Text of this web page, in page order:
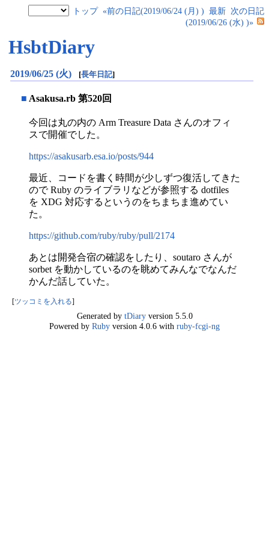
トップ «前の日記(2019/06/24 (月) ) 最新 次の日記
(2019/06/26 (水) )»
HsbtDiary
2019/06/25 (火) [長年日記]
■ Asakusa.rb 第520回
今回は丸の内の Arm Treasure Data さんのオフィ
スで開催でした。
https://asakusarb.esa.io/posts/944
最近、コードを書く時間が少しずつ復活してきた
ので Ruby のライブラリなどが参照する dotfiles
を XDG 対応するというのをちまちま進めてい
た。
https://github.com/ruby/ruby/pull/2174
あとは開発合宿の確認をしたり、soutaro さんが
sorbet を動かしているのを眺めてみんなでなんだ
かんだ話していた。
[ツッコミを入れる]
Generated by tDiaryversion 5.5.0
Powered by Ruby version 4.0.6 with ruby-fcgi-ng